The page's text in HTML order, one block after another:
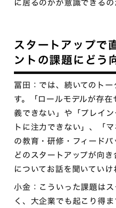
に居るのかが意識できるの
スタートアップで
ントの課題にどう
冨田：では、続いてのト
す。「ロールモデルが存
義できない」や「プレイ
トに注力できない」、「
の教育・研修・フィード
どのスタートアップが向
についてお話を聞いていけ
小金：こういった課題は
く、大企業でも起こり得